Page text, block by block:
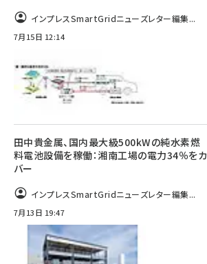
インプレスSmartGridニューズレター編集...
7月15日 12:14
田中貴金属、国内最大級500kWの純水素燃
料電池設備を稼働：湘南工場の電力34％をカ
バー
インプレスSmartGridニューズレター編集...
7月13日 19:47